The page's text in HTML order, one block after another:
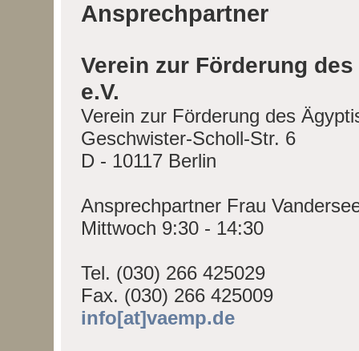
Ansprechpartner
Verein zur Förderung
e.V.
Verein zur Förderung des
Geschwister-Scholl-Str. 6
D - 10117 Berlin
Ansprechpartner Frau
Mittwoch 9:30 - 14:30
Tel. (030) 266 425029
Fax. (030) 266 425009
info[at]vaemp.de